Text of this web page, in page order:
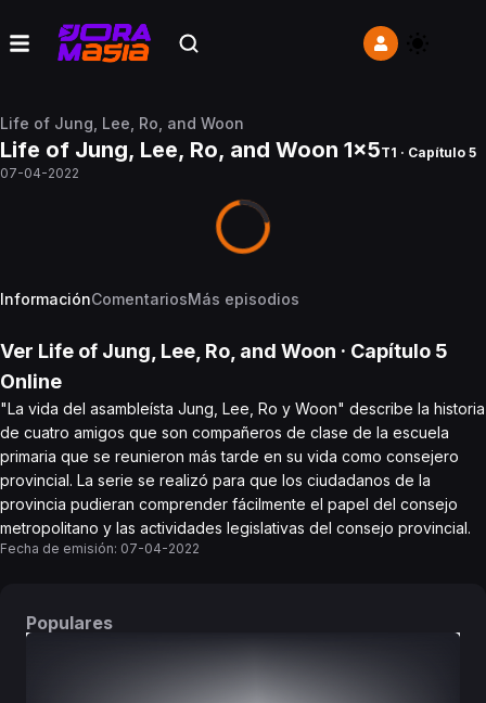
Life of Jung, Lee, Ro, and Woon
Life of Jung, Lee, Ro, and Woon 1x5T1 · Capítulo 5
07-04-2022
InformaciónComentariosMás episodios
Ver Life of Jung, Lee, Ro, and Woon · Capítulo 5
Online
"La vida del asambleísta Jung, Lee, Ro y Woon" describe la historia
de cuatro amigos que son compañeros de clase de la escuela
primaria que se reunieron más tarde en su vida como consejero
provincial. La serie se realizó para que los ciudadanos de la
provincia pudieran comprender fácilmente el papel del consejo
metropolitano y las actividades legislativas del consejo provincial.
Fecha de emisión: 07-04-2022
Populares